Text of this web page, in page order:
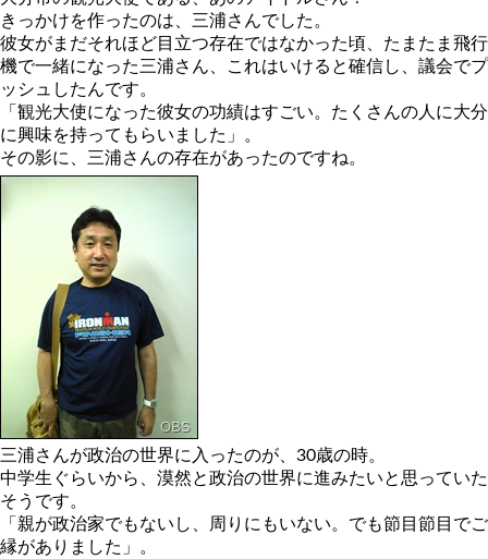
きっかけを作ったのは、三浦さんでした。
彼女がまだそれほど目立つ存在ではなかった頃、たまたま飛行
機で一緒になった三浦さん、これはいけると確信し、議会でプ
ッシュしたんです。
「観光大使になった彼女の功績はすごい。たくさんの人に大分
に興味を持ってもらいました」。
その影に、三浦さんの存在があったのですね。
三浦さんが政治の世界に入ったのが、30歳の時。
中学生ぐらいから、漠然と政治の世界に進みたいと思っていた
そうです。
「親が政治家でもないし、周りにもいない。でも節目節目でご
縁がありました」。